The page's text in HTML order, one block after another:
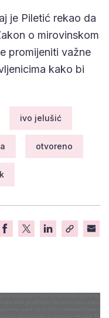
je Piletić rekao da
o mirovinskom
promijeniti važne
kako bi
ivo jelušić
otvoreno